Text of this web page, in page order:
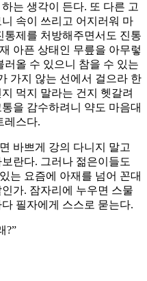
는 생각이 든다. 또 다른 고
속이 쓰리고 어지러워 마
통제를 처방해주면서도 진통
아픈 상태인 무릎을 아무렇
올 수 있으니 참을 수 있는
가지 않는 선에서 걸으라 한
먹지 말라는 건지 헷갈려
을 감수하려니 약도 마음대
레스다.
바쁘게 강의 다니지 말고
란다. 그러나 젊은이들도
는 요즘에 아재를 넘어 꼰대
가. 잠자리에 누우면 스물
필자에게 스스로 묻는다.
?”